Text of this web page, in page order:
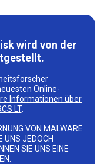
wird von der
Online-
Informationen über
LT.
VON MALWARE
UNS JEDOCH
SIE UNS EINE